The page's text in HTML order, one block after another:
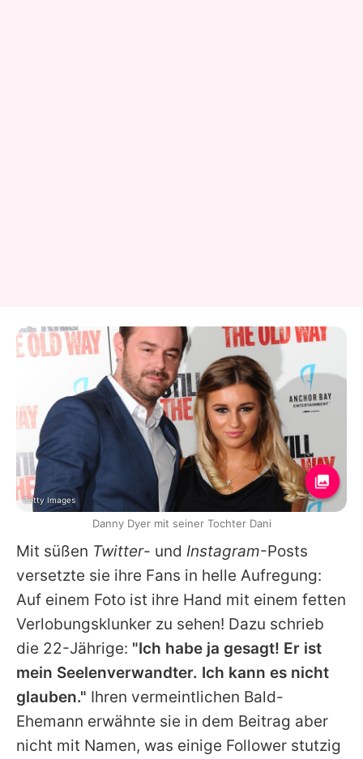
Mit süßen Twitter- und Instagram-Posts
versetzte sie ihre Fans in helle Aufregung:
Auf einem Foto ist ihre Hand mit einem fetten
Verlobungsklunker zu sehen! Dazu schrieb
die 22-Jährige: "Ich habe ja gesagt! Er ist
mein Seelenverwandter. Ich kann es nicht
glauben." Ihren vermeintlichen Bald-
Ehemann erwähnte sie in dem Beitrag aber
nicht mit Namen, was einige Follower stutzig
Getty Images
Danny Dyer mit seiner Tochter Dani